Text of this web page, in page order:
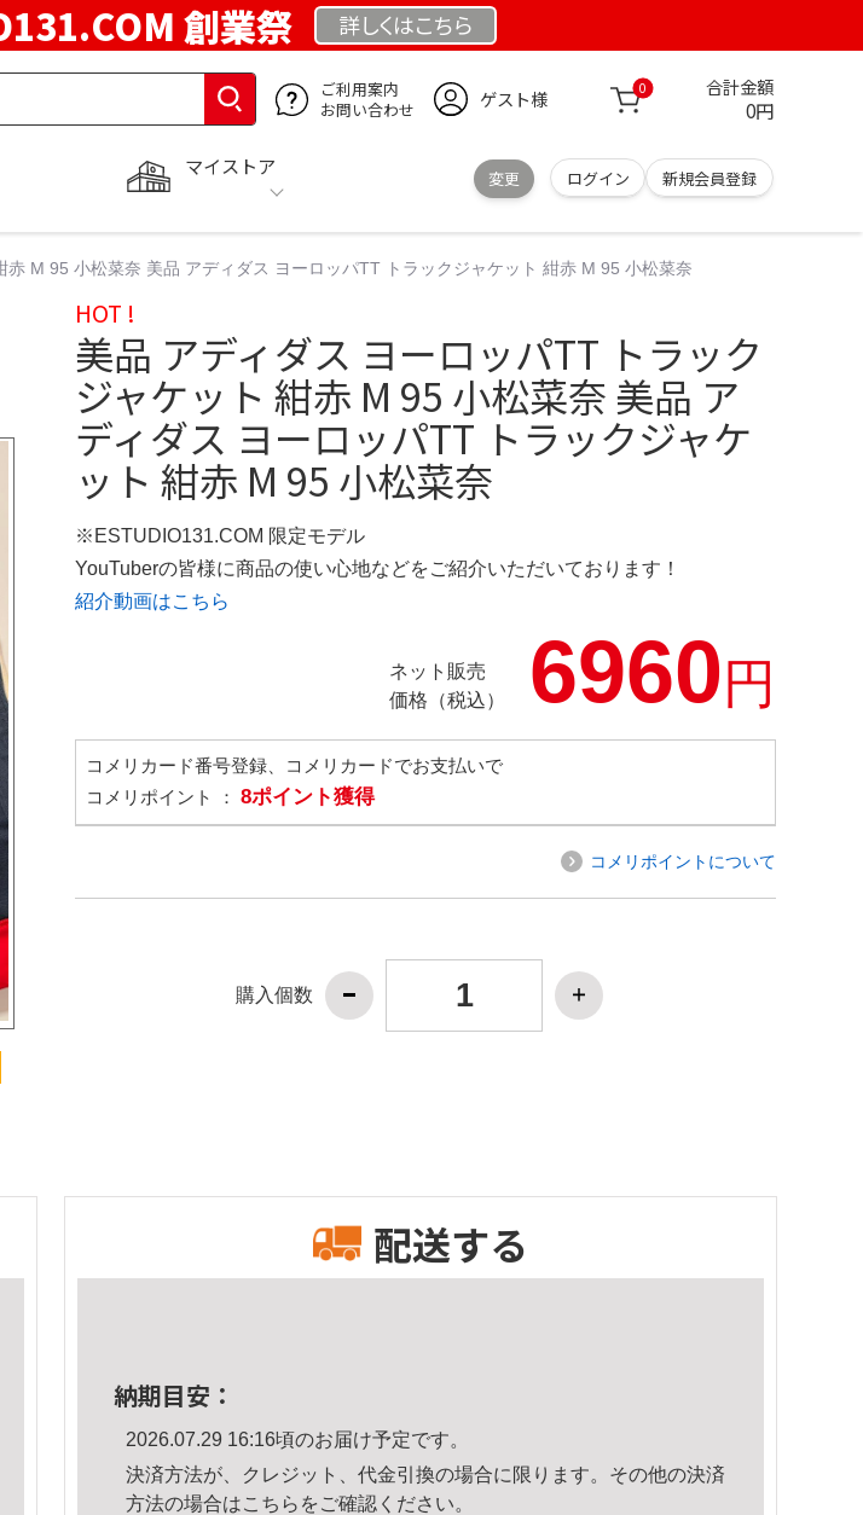
創業祭 詳しくはこちら
ご利用案内
お問い合わせ
ゲスト様 0 合計金額
0円
マイストア
変更 ログイン 新規会員登録
M 95 小松菜奈 美品 アディダス ヨーロッパTT トラックジャケット 紺赤 M 95 小松菜奈
HOT !
​美品 アディダス ヨーロッパTT トラック
ジャケット 紺赤 M 95 小松菜奈 美品 ア
ディダス ヨーロッパTT トラックジャケ
ット 紺赤 M 95 小松菜奈
※ESTUDIO131.COM 限定モデル
YouTuberの皆様に商品の使い心地などをご紹介いただいております！
紹介動画はこちら
ネット販売
価格（税込）
6960円
コメリカード番号登録、コメリカードでお支払いで
コメリポイント ： 8ポイント獲得
コメリポイントについて
購入個数
配送する
納期目安：
2026.07.29 16:16頃のお届け予定です。
決済方法が、クレジット、代金引換の場合に限ります。その他の決済
方法の場合はこちら をご確認ください。